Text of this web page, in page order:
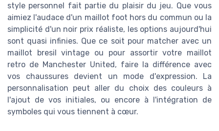
style personnel fait partie du plaisir du jeu. Que vous
aimiez l'audace d'un maillot foot hors du commun ou la
simplicité d'un noir prix réaliste, les options aujourd'hui
sont quasi infinies. Que ce soit pour matcher avec un
maillot bresil vintage ou pour assortir votre maillot
retro de Manchester United, faire la différence avec
vos chaussures devient un mode d'expression. La
personnalisation peut aller du choix des couleurs à
l'ajout de vos initiales, ou encore à l'intégration de
symboles qui vous tiennent à cœur.